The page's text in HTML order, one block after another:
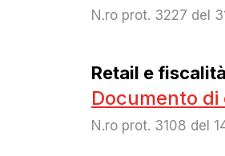
N.ro prot. 3227 del
Retail e fiscalità
Documento
N.ro prot. 3108 del